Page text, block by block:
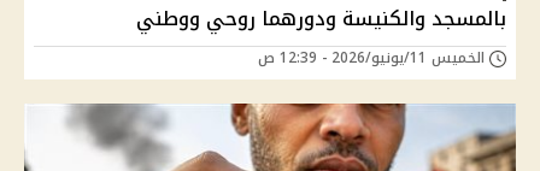
بالمسجد والكنيسة ودورهما روحي ووطني
الخميس 11/يونيو/2026 - 12:39 ص